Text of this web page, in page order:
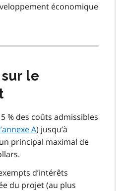
économique
le
% des coûts admissibles
A) jusqu’à
principal maximal de
d’intérêts
du projet (au plus